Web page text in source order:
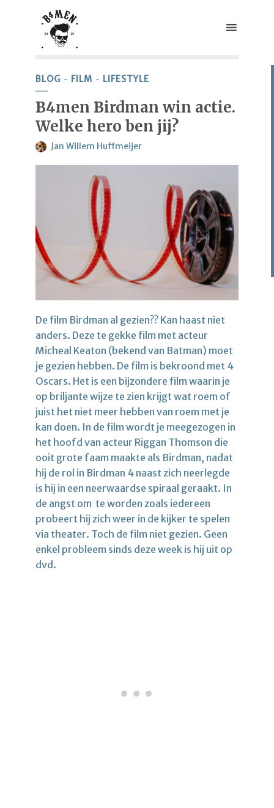
BLOG FILM LIFESTYLE
B4men Birdman win actie.
Welke hero ben jij?
Jan Willem Huffmeijer
De film Birdman al gezien?? Kan haast niet
anders. Deze te gekke film met acteur
Micheal Keaton (bekend van Batman) moet
je gezien hebben. De film is bekroond met 4
Oscars. Het is een bijzondere film waarin je
op briljante wijze te zien krijgt wat roem of
juist het niet meer hebben van roem met je
kan doen. In de film wordt je meegezogen in
het hoofd van acteur Riggan Thomson die
ooit grote faam maakte als Birdman, nadat
hij de rol in Birdman 4 naast zich neerlegde
is hij in een neerwaardse spiraal geraakt. In
de angst om te worden zoals iedereen
probeert hij zich weer in de kijker te spelen
via theater. Toch de film niet gezien. Geen
enkel probleem sinds deze week is hij uit op
dvd.